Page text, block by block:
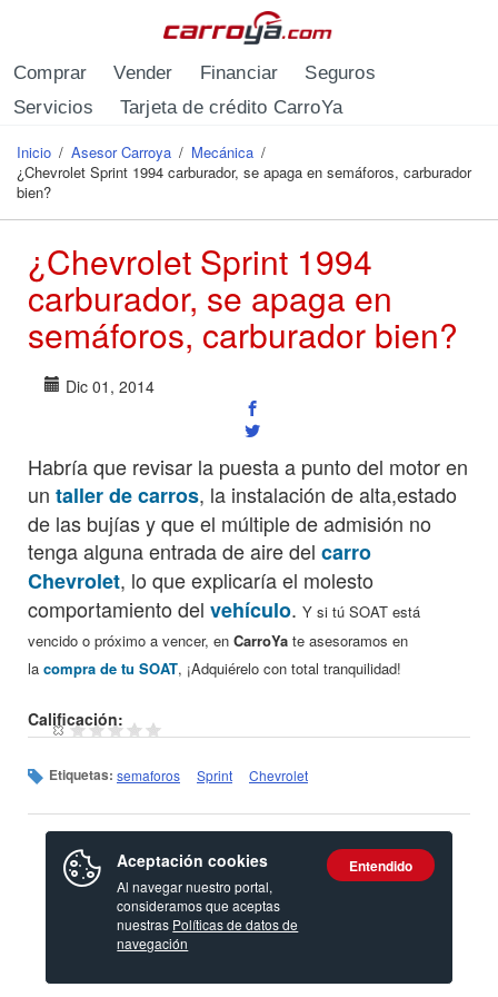
Comprar Vender Financiar
Seguros
Servicios
Tarjeta de crédito CarroYa
Se encuentra usted aquí
Inicio / Asesor Carroya / Mecánica /
¿Chevrolet Sprint 1994 carburador, se apaga en semáforos, carburador
bien?
¿Chevrolet Sprint 1994
carburador, se apaga en
semáforos, carburador bien?
Dic 01, 2014
Habría que revisar la puesta a punto del motor en
un taller de carros, la instalación de alta,estado
de las bujías y que el múltiple de admisión no
tenga alguna entrada de aire del carro
Chevrolet, lo que explicaría el molesto
comportamiento del vehículo. Y si tú SOAT está
vencido o próximo a vencer, en CarroYa te asesoramos en
la compra de tu SOAT, ¡Adquiérelo con total tranquilidad!
Calificación:
Etiquetas: semaforos Sprint Chevrolet
Aceptación cookies
Al navegar nuestro portal,
consideramos que aceptas
nuestras Políticas de datos de
navegación
Entendido